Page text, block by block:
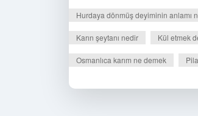
Hurdaya dönmüş deyiminin anlamı
Karın şeytanı nedir Kül etmek
Osmanlıca karım ne demek